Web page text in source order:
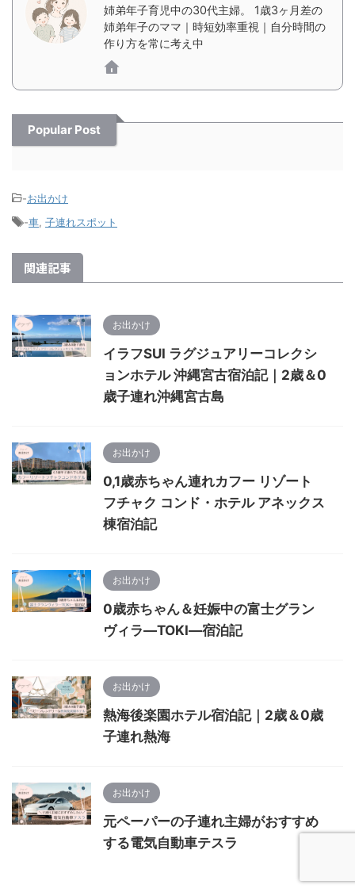
姉弟年子育児中の30代主婦。 1歳3ヶ月差の
姉弟年子のママ｜時短効率重視｜自分時間の
作り方を常に考え中
Popular Post
-お出かけ
-車, 子連れスポット
関連記事
お出かけ
イラフSUI ラグジュアリーコレクシ
ョンホテル 沖縄宮古宿泊記｜2歳＆0
歳子連れ沖縄宮古島
お出かけ
0,1歳赤ちゃん連れカフー リゾート
フチャク コンド・ホテル アネックス
棟宿泊記
お出かけ
0歳赤ちゃん＆妊娠中の富士グラン
ヴィラ―TOKI―宿泊記
お出かけ
熱海後楽園ホテル宿泊記｜2歳＆0歳
子連れ熱海
お出かけ
元ペーパーの子連れ主婦がおすすめ
する電気自動車テスラ